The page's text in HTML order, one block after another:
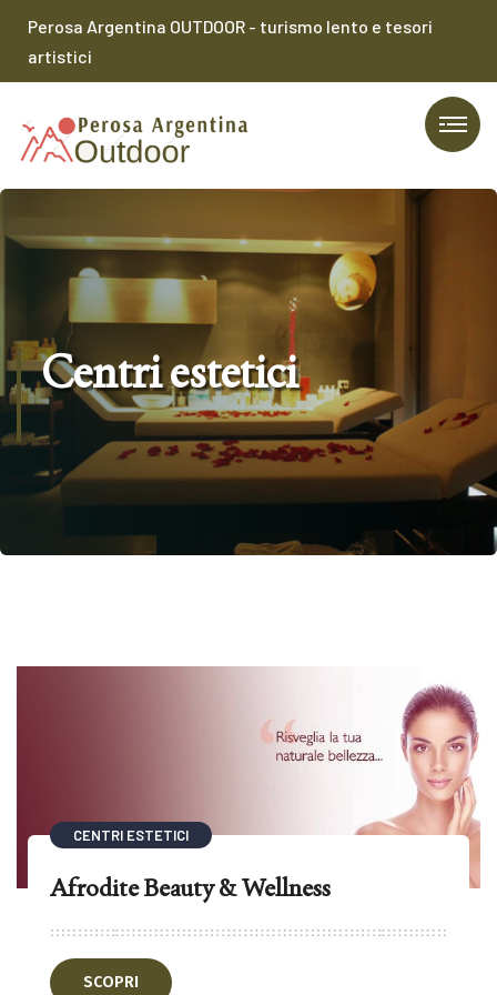
Perosa Argentina OUTDOOR - turismo lento e tesori
artistici
Centri estetici
CENTRI ESTETICI
Afrodite Beauty & Wellness
SCOPRI